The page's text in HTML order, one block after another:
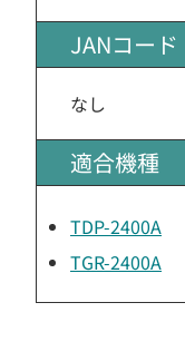
JANコード
なし
適合機種
TDP-2400A
TGR-2400A